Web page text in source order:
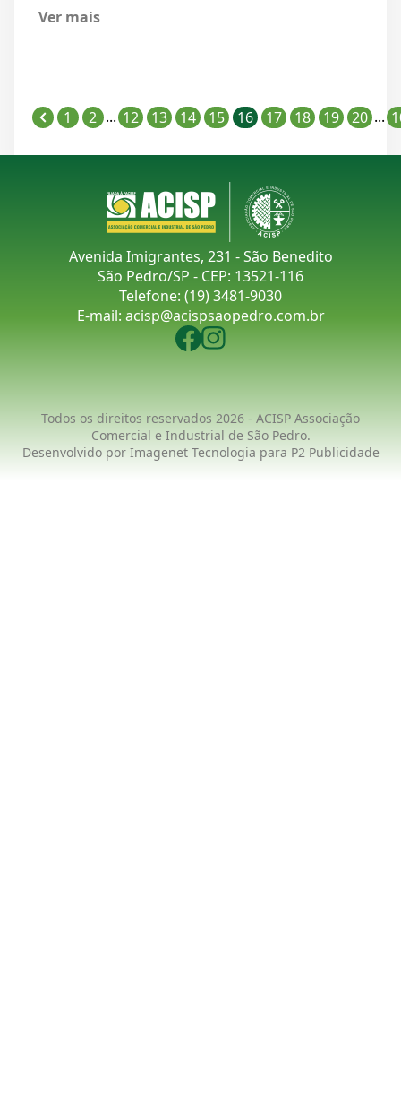
Ver mais
1 2 ... 12 13 14 15 16 17 18 19 20 ...
Avenida Imigrantes, 231 - São Benedito
São Pedro/SP - CEP: 13521-116
Telefone: (19) 3481-9030
E-mail: acisp@acispsaopedro.com.br
Todos os direitos reservados 2026 - ACISP Associação
Comercial e Industrial de São Pedro.
Desenvolvido por Imagenet Tecnologia para P2 Publicidade